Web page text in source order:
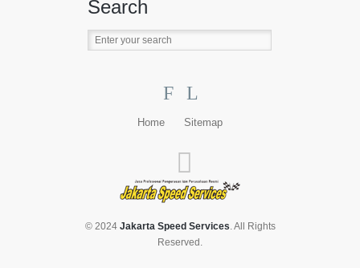
Search
F L
Home Sitemap
© 2024Jakarta Speed Services. All Rights
Reserved.